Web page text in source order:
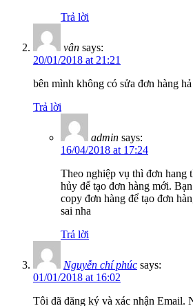
Trả lời
vân says:
20/01/2018 at 21:21
bên mình không có sửa đơn hàng hả
Trả lời
admin says:
16/04/2018 at 17:24
Theo nghiệp vụ thì đơn hang
hủy để tạo đơn hàng mới.
copy đơn hàng để tạo đơn
sai nha
Trả lời
Nguyễn chí phúc says:
01/01/2018 at 16:02
Tôi đã đăng ký và xác nhận Email.